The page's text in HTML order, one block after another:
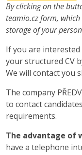
By clicking on the
teamio.cz form,
storage of your
If you are
your structured CV
We will contact you
The company
to contact
requirements.
The advantage of
have a telephone